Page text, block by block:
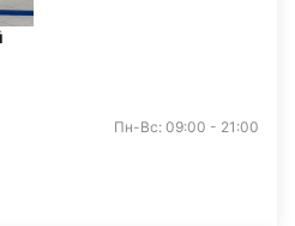
Пн-Вс: 09:00 - 21:00